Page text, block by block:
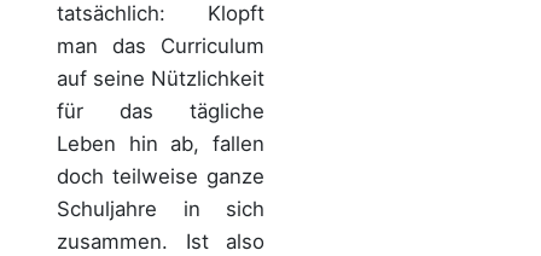
tatsächlich: Klopft
man das Curriculum
auf seine Nützlichkeit
für das tägliche
Leben hin ab, fallen
doch teilweise ganze
Schuljahre in sich
zusammen. Ist also